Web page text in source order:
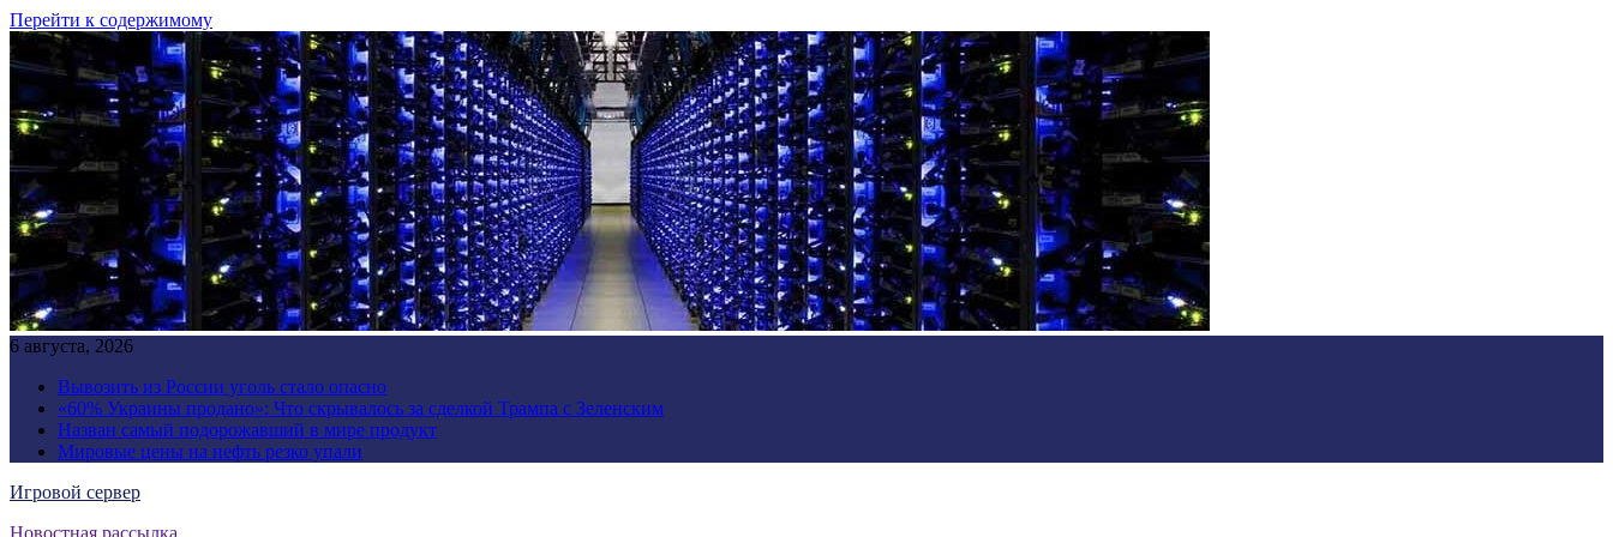
Перейти к содержимому
6 августа, 2026
Вывозить из России уголь стало опасно
«60% Украины продано»: Что скрывалось за сделкой Трампа с Зеленским
Назван самый подорожавший в мире продукт
Мировые цены на нефть резко упали
Игровой сервер
Новостная рассылка